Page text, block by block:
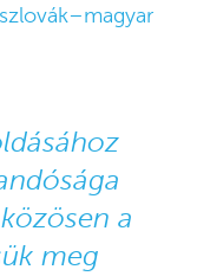
szlovák–magyar
a
meg